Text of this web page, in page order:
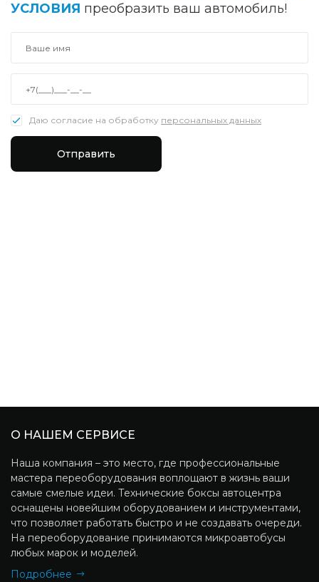
УСЛОВИЯ преобразить ваш автомобиль!
Даю согласие на обработку персональных данных
Отправить
О НАШЕМ СЕРВИСЕ
Наша компания – это место, где профессиональные
мастера переоборудования воплощают в жизнь ваши
самые смелые идеи. Технические боксы автоцентра
оснащены новейшим оборудованием и инструментами,
что позволяет работать быстро и не создавать очереди.
На переоборудование принимаются микроавтобусы
любых марок и моделей.
Подробнее